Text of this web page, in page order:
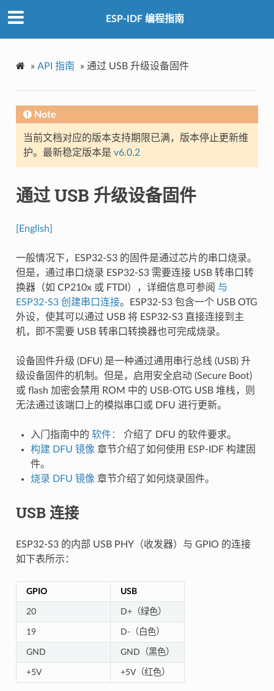
ESP-IDF 编程指南
» API 指南 » 通过 USB 升级设备固件
Note
当前文档对应的版本支持期限已满，版本停止更新维
护。最新稳定版本是 v6.0.2
通过 USB 升级设备固件
[English]
一般情况下，ESP32-S3 的固件是通过芯片的串口烧录。
但是，通过串口烧录 ESP32-S3 需要连接 USB 转串口转
换器（如 CP210x 或 FTDI），详细信息可参阅 与
ESP32-S3 创建串口连接。ESP32-S3 包含一个 USB OTG
外设，使其可以通过 USB 将 ESP32-S3 直接连接到主
机，即不需要 USB 转串口转换器也可完成烧录。
设备固件升级 (DFU) 是一种通过通用串行总线 (USB) 升
级设备固件的机制。但是，启用安全启动 (Secure Boot)
或 flash 加密会禁用 ROM 中的 USB-OTG USB 堆栈，则
无法通过该端口上的模拟串口或 DFU 进行更新。
入门指南中的 软件：
介绍了 DFU 的软件要求。
构建 DFU 镜像 章节介绍了如何使用 ESP-IDF 构建固
件。
烧录 DFU 镜像 章节介绍了如何烧录固件。
USB 连接
ESP32-S3 的内部 USB PHY（收发器）与 GPIO 的连接
如下表所示：
GPIO USB
20 D+（绿色）
19 D-（白色）
GND GND（黑色）
+5V +5V（红色）